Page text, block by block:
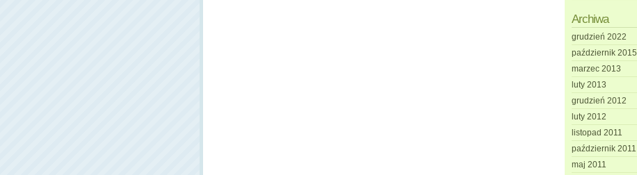
Archiwa
grudzień 2022
październik 2015
marzec 2013
luty 2013
grudzień 2012
luty 2012
listopad 2011
październik 2011
maj 2011